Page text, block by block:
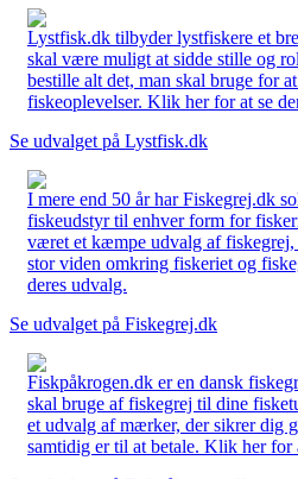
Lystfisk.dk tilbyder lystfiskere et
skal være muligt at sidde stille og
bestille alt det, man skal bruge for
fiskeoplevelser. Klik her for at se
Se udvalget på Lystfisk.dk
I mere end 50 år har Fiskegrej.dk
fiskeudstyr til enhver form for
været et kæmpe udvalg af fiskegrej,
stor viden omkring fiskeriet og
deres udvalg.
Se udvalget på Fiskegrej.dk
Fiskpåkrogen.dk er en dansk
skal bruge af fiskegrej til dine
et udvalg af mærker, der sikrer dig
samtidig er til at betale. Klik her for